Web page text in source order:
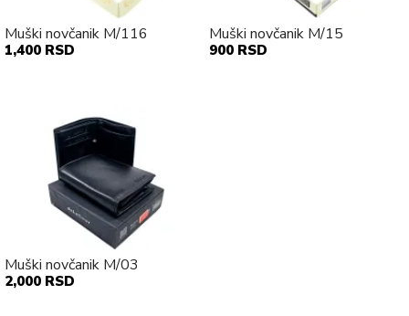
Muški novčanik M/116
1,400 RSD
Muški novčanik M/15
900 RSD
Muški novčanik M/03
2,000 RSD